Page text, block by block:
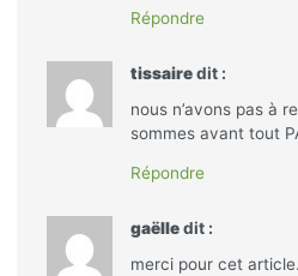
Répondre
tissaire dit :
nous n’avons pas à
sommes avant tout
Répondre
gaëlle dit :
merci pour cet article.